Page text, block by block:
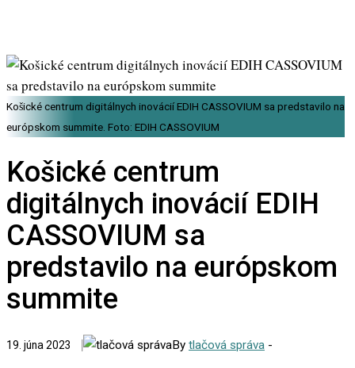
Košické centrum digitálnych inovácií EDIH CASSOVIUM sa predstavilo na
európskom summite. Foto: EDIH CASSOVIUM
Košické centrum
digitálnych inovácií EDIH
CASSOVIUM sa
predstavilo na európskom
summite
19. júna 2023 By tlačová správa -